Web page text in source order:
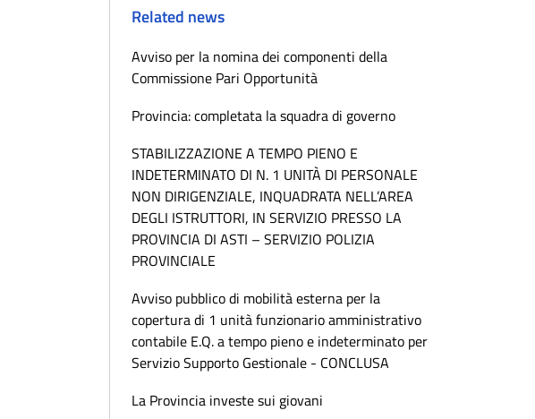
Related news
Avviso per la nomina dei componenti della
Commissione Pari Opportunità
Provincia: completata la squadra di governo
STABILIZZAZIONE A TEMPO PIENO E
INDETERMINATO DI N. 1 UNITÀ DI PERSONALE
NON DIRIGENZIALE, INQUADRATA NELL’AREA
DEGLI ISTRUTTORI, IN SERVIZIO PRESSO LA
PROVINCIA DI ASTI – SERVIZIO POLIZIA
PROVINCIALE
Avviso pubblico di mobilità esterna per la
copertura di 1 unità funzionario amministrativo
contabile E.Q. a tempo pieno e indeterminato per
Servizio Supporto Gestionale - CONCLUSA
La Provincia investe sui giovani